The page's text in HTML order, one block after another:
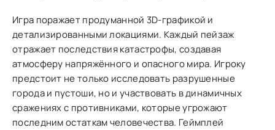
Игра поражает продуманной 3D-графикой и
детализированными локациями. Каждый пейзаж
отражает последствия катастрофы, создавая
атмосферу напряжённого и опасного мира. Игроку
предстоит не только исследовать разрушенные
города и пустоши, но и участвовать в динамичных
сражениях с противниками, которые угрожают
последним остаткам человечества. Геймплей